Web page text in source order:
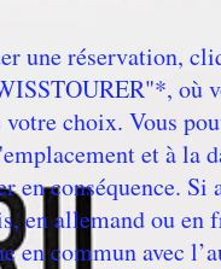
une réservation,
où
choix. Vous
et à la
conséquence. Si
en allemand ou en
en commun avec